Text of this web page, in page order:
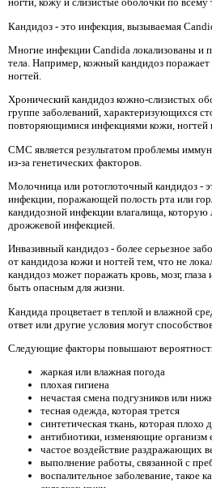
Кандидоз - это инфекция, вызываемая
Многие инфекции Candida локализованы и
тела. Например, кожный кандидоз
ногтей.
Хронический кандидоз кожно-слизистых
группе заболеваний, характеризующихся
повторяющимися инфекциями кожи, ногтей
CMC является результатом проблемы
из-за генетических факторов.
Молочница или ротоглоточный кандидоз -
инфекции, поражающей полость рта или
кандидозной инфекции влагалища,
дрожжевой инфекцией.
Инвазивный кандидоз - более серьезное
от кандидоза кожи и ногтей тем, что не
кандидоз может поражать кровь, мозг,
быть опасным для жизни.
Кандида процветает в теплой и влажной
ответ или другие условия могут
Следующие факторы повышают
жаркая или влажная погода
плохая гигиена
нечастая смена подгузников или
тесная одежда, которая трется
синтетическая ткань, которая плохо
антибиотики, изменяющие организм
частое воздействие раздражающих
выполнение работы, связанной с
воспалительное заболевание, такое